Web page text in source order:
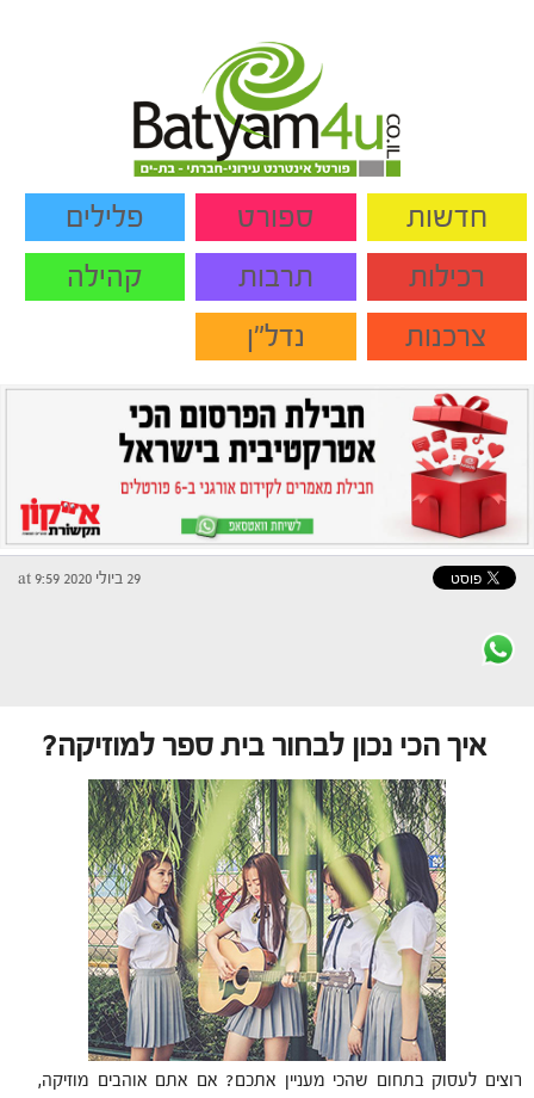
חדשות ספורט
פלילים
רכילות
תרבות
קהילה
צרכנות
נדל"ן
29 ביולי 2020 at 9:59
איך הכי נכון לבחור בית ספר למוזיקה?
רוצים לעסוק בתחום שהכי מעניין אתכם? אם אתם אוהבים מוזיקה,